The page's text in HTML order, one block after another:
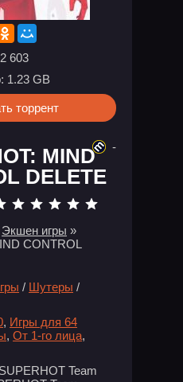
2 603
1.23 GB
торрент
MIND
DELETE
Экшен игры »
CONTROL
/ Шутеры /
, Игры для 64
, От 1-го лица,
SUPERHOT Team
-